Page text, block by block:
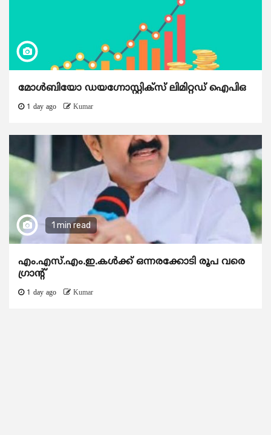
മോൾബിയോ ഡയഗ്നോസ്റ്റിക്സ് ലിമിറ്റഡ് ഐപിഒ
1 day ago Kumar
1 min read
എം.എസ്.എം.ഇ.കൾക്ക് ഒന്നരക്കോടി രൂപ വരെ
ഗ്രാന്റ്
1 day ago Kumar